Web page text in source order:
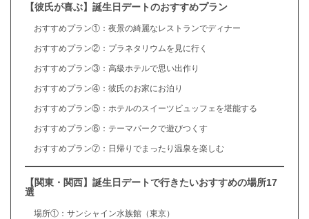
【彼氏が喜ぶ】誕生日デートのおすすめプラン
おすすめプラン①：夜景の綺麗なレストランでディナー
おすすめプラン②：プラネタリウムを見に行く
おすすめプラン③：高級ホテルで思い出作り
おすすめプラン④：彼氏のお家にお泊り
おすすめプラン⑤：ホテルのスイーツビュッフェを堪能する
おすすめプラン⑥：テーマパークで遊びつくす
おすすめプラン⑦：日帰りでまったり温泉を楽しむ
【関東・関西】誕生日デートで行きたいおすすめの場所17
選
場所①：サンシャイン水族館（東京）